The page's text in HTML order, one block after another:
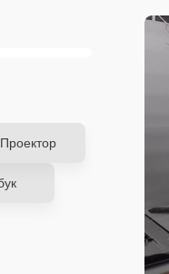
Проектор